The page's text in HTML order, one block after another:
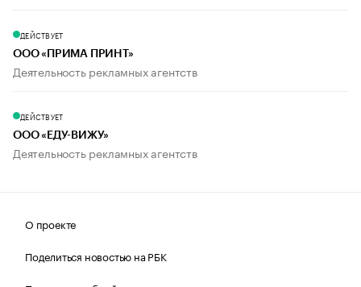
ДЕЙСТВУЕТ
ООО «ПРИМА ПРИНТ»
Деятельность рекламных агентств
ДЕЙСТВУЕТ
ООО «ЕДУ-ВИЖУ»
Деятельность рекламных агентств
О проекте
Поделиться новостью на РБК